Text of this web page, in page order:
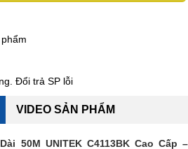
Đổi trả SP lỗi
VIDEO SẢN PHẨM
50M UNITEK C4113BK Cao Cấp –